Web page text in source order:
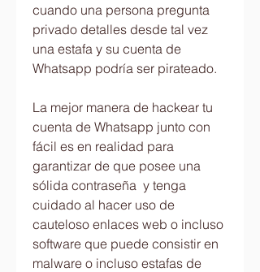
cuando una persona pregunta
privado detalles desde tal vez
una estafa y su cuenta de
Whatsapp podría ser pirateado.
La mejor manera de hackear tu
cuenta de Whatsapp junto con
fácil es en realidad para
garantizar de que posee una
sólida contraseña  y tenga
cuidado al hacer uso de
cauteloso enlaces web o incluso
software que puede consistir en
malware o incluso estafas de